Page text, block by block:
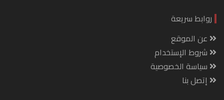
روابط سريعة
عن الموقع
شروط الإستخدام
سياسة الخصوصية
إتصل بنا